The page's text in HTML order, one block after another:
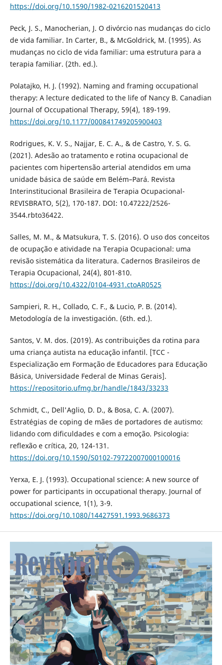
https://doi.org/10.1590/1982-0216201520413
Peck, J. S., Manocherian, J. O divórcio nas mudanças do ciclo
de vida familiar. In Carter, B., & McGoldrick, M. (1995). As
mudanças no ciclo de vida familiar: uma estrutura para a
terapia familiar. (2th. ed.).
Polatajko, H. J. (1992). Naming and framing occupational
therapy: A lecture dedicated to the life of Nancy B. Canadian
Journal of Occupational Therapy, 59(4), 189-199.
https://doi.org/10.1177/000841749205900403
Rodrigues, K. V. S., Najjar, E. C. A., & de Castro, Y. S. G.
(2021). Adesão ao tratamento e rotina ocupacional de
pacientes com hipertensão arterial atendidos em uma
unidade básica de saúde em Belém–Pará. Revista
Interinstitucional Brasileira de Terapia Ocupacional-
REVISBRATO, 5(2), 170-187. DOI: 10.47222/2526-
3544.rbto36422.
Salles, M. M., & Matsukura, T. S. (2016). O uso dos conceitos
de ocupação e atividade na Terapia Ocupacional: uma
revisão sistemática da literatura. Cadernos Brasileiros de
Terapia Ocupacional, 24(4), 801-810.
https://doi.org/10.4322/0104-4931.ctoAR0525
Sampieri, R. H., Collado, C. F., & Lucio, P. B. (2014).
Metodología de la investigación. (6th. ed.).
Santos, V. M. dos. (2019). As contribuições da rotina para
uma criança autista na educação infantil. [TCC -
Especialização em Formação de Educadores para Educação
Básica, Universidade Federal de Minas Gerais].
https://repositorio.ufmg.br/handle/1843/33233
Schmidt, C., Dell'Aglio, D. D., & Bosa, C. A. (2007).
Estratégias de coping de mães de portadores de autismo:
lidando com dificuldades e com a emoção. Psicologia:
reflexão e crítica, 20, 124-131.
https://doi.org/10.1590/S0102-79722007000100016
Yerxa, E. J. (1993). Occupational science: A new source of
power for participants in occupational therapy. Journal of
occupational science, 1(1), 3-9.
https://doi.org/10.1080/14427591.1993.9686373